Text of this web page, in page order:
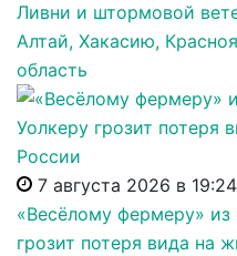
Ливни и штормовой
Алтай, Хакасию,
область
7 августа 2026 в 19:24
«Весёлому фермеру»
грозит потеря вида на